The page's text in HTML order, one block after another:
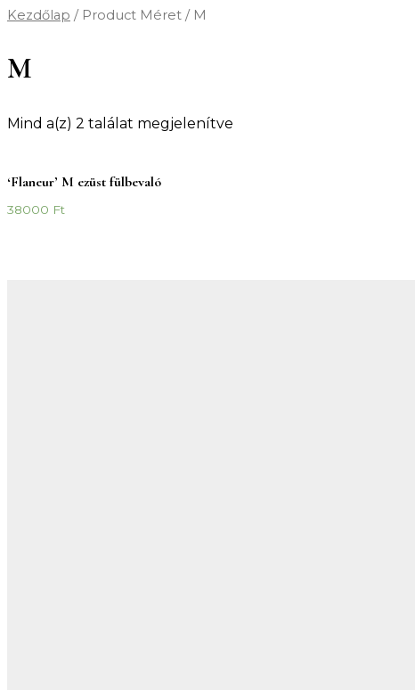
Kezdőlap / Product Méret / M
M
Mind a(z) 2 találat megjelenítve
‘Flaneur’ M ezüst fülbevaló
38000 Ft